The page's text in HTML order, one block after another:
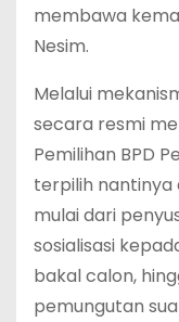
membawa
Nesim.
‎Melalui
secara resmi
Pemilihan BPD
terpilih nantinya
mulai dari
sosialisasi
bakal calon,
pemungutan